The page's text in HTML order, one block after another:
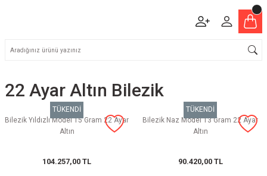
22 Ayar Altın Bilezik
TÜKENDİ
Bilezik Yıldızlı Model 15 Gram 22 Ayar
Altın
104.257,00 TL
TÜKENDİ
Bilezik Naz Model 13 Gram 22 Ayar
Altın
90.420,00 TL